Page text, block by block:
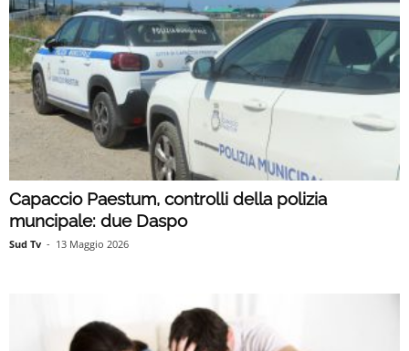
Capaccio Paestum, controlli della polizia
muncipale: due Daspo
Sud Tv - 13 Maggio 2026